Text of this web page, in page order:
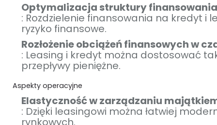
Optymalizacja struktury finansowania
: Rozdzielenie finansowania na kredyt i
ryzyko finansowe.
Rozłożenie obciążeń finansowych w
: Leasing i kredyt można dostosować
przepływy pieniężne.
Aspekty operacyjne
Elastyczność w zarządzaniu
: Dzięki leasingowi można łatwiej
rynkowych.